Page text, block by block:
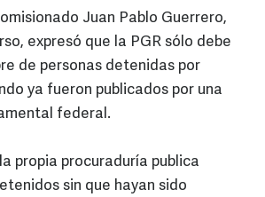
Juan Pablo Guerrero,
expresó que la PGR sólo debe
de personas detenidas por
ya fueron publicados por una
federal.
propia procuraduría publica
sin que hayan sido